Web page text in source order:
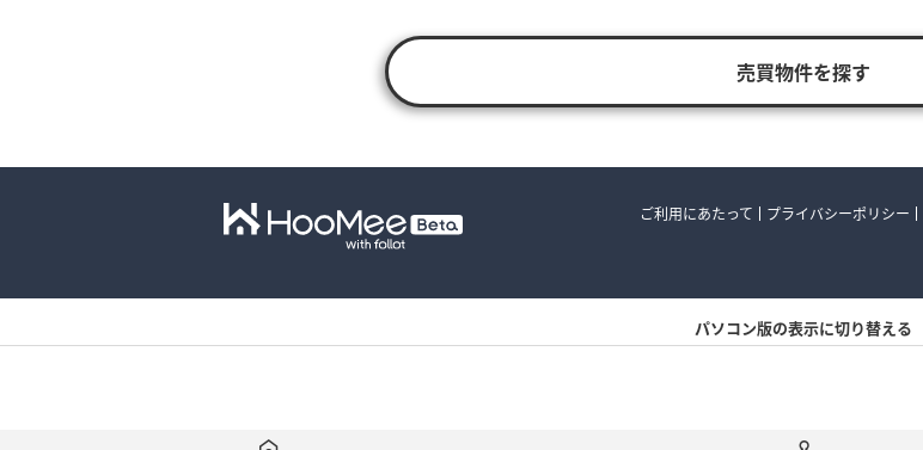
売買物件を探す
ご利用にあたって プライバシーポリシー
パソコン版の表示に切り替える